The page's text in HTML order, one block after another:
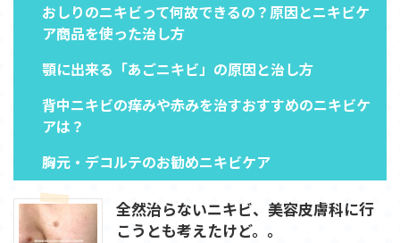
おしりのニキビって何故できるの？原因とニキビケ
ア商品を使った治し方
顎に出来る「あごニキビ」の原因と治し方
背中ニキビの痒みや赤みを治すおすすめのニキビケ
アは？
胸元・デコルテのお勧めニキビケア
全然治らないニキビ、美容皮膚科に行
こうとも考えたけど。。